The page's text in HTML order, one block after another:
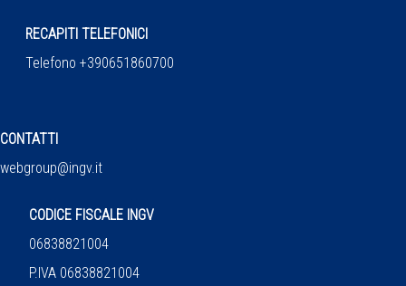
RECAPITI TELEFONICI
Telefono +390651860700
CONTATTI
webgroup@ingv.it
CODICE FISCALE INGV
06838821004
P.IVA 06838821004